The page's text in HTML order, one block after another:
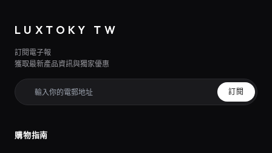
LUXTOKY TW
訂閱電子報
獲取最新產品資訊與獨家優惠
訂閱
購物指南